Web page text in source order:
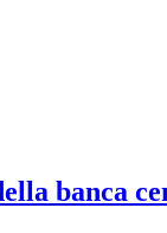
banca